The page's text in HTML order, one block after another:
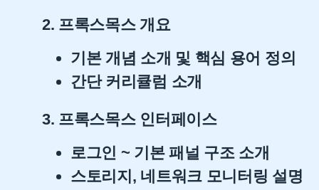
2. 프록스목스 개요
기본 개념 소개 및 핵심 용어 정의
간단 커리큘럼 소개
3. 프록스목스 인터페이스
로그인 ~ 기본 패널 구조 소개
스토리지, 네트워크 모니터링 설명